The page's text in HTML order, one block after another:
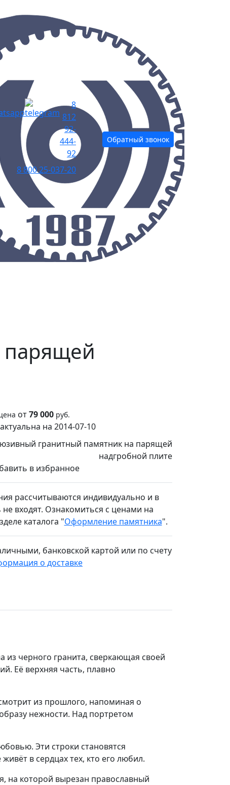
8
812
92-
444-
92
8 800 25-037-20
Обратный звонок
парящей
от79 000 руб.
на 2014-07-10
гранитный памятник на парящей
надгробной плите
в избранное
рассчитываются индивидуально и в
входят. Ознакомиться с ценами на
каталога "Оформление памятника".
банковской картой или по счету
о доставке
из черного гранита, сверкающая своей
Её верхняя часть, плавно
из прошлого, напоминая о
нежности. Над портретом
Эти строки становятся
в сердцах тех, кто его любил.
на которой вырезан православный